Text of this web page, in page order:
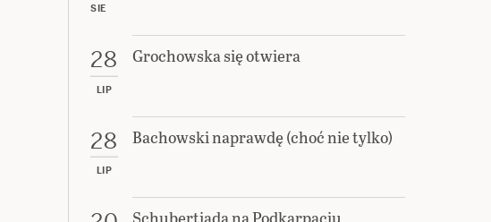
SIE
28
LIP
Grochowska się otwiera
28
LIP
Bachowski naprawdę (choć nie tylko)
Schubertiada na Podkarpaciu